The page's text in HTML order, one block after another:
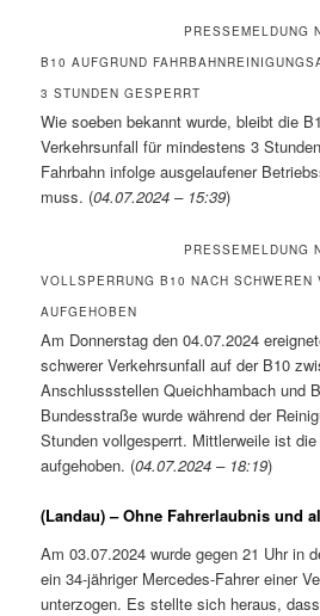
PRESSEMELDUNG
B10 AUFGRUND
3 STUNDEN GESPERRT
Wie soeben bekannt wurde, bleibt die
Verkehrsunfall für mindestens 3
Fahrbahn infolge ausgelaufener
muss. (04.07.2024 – 15:39)
PRESSEMELDUNG
VOLLSPERRUNG B10 NACH SCHWEREN
AUFGEHOBEN
Am Donnerstag den 04.07.2024
schwerer Verkehrsunfall auf der B10
Anschlussstellen Queichhambach und
Bundesstraße wurde während der
Stunden vollgesperrt. Mittlerweile ist
aufgehoben. (04.07.2024 – 18:19)
(Landau) – Ohne Fahrerlaubnis und
Am 03.07.2024 wurde gegen 21 Uhr in
ein 34-jähriger Mercedes-Fahrer einer
unterzogen. Es stellte sich heraus,